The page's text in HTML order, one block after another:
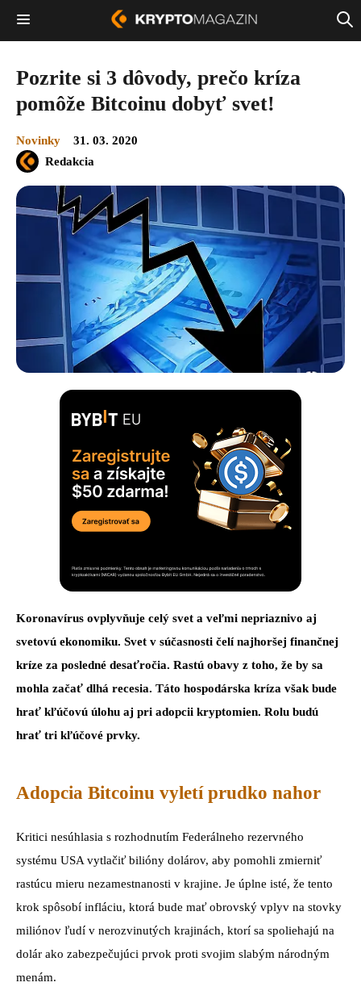
Pozrite si 3 dôvody, prečo kríza
pomôže Bitcoinu dobyť svet!
Novinky
31. 03. 2020
Redakcia
Koronavírus ovplyvňuje celý svet a veľmi nepriaznivo aj
svetovú ekonomiku. Svet v súčasnosti čelí najhoršej finančnej
kríze za posledné desaťročia. Rastú obavy z toho, že by sa
mohla začať dlhá recesia. Táto hospodárska kríza však bude
hrať kľúčovú úlohu aj pri adopcii kryptomien. Rolu budú
hrať tri kľúčové prvky.
Adopcia Bitcoinu vyletí prudko nahor
Kritici nesúhlasia s rozhodnutím Federálneho rezervného
systému USA vytlačiť bilióny dolárov, aby pomohli zmierniť
rastúcu mieru nezamestnanosti v krajine. Je úplne isté, že tento
krok spôsobí infláciu, ktorá bude mať obrovský vplyv na stovky
miliónov ľudí v nerozvinutých krajinách, ktorí sa spoliehajú na
dolár ako zabezpečujúci prvok proti svojim slabým národným
menám.